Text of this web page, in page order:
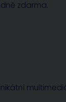
zdarma.